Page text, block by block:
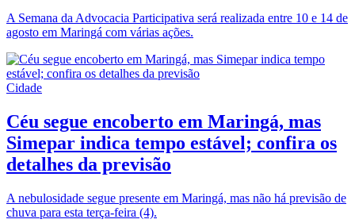
A Semana da Advocacia Participativa será realizada entre 10 e 14 de
agosto em Maringá com várias ações.
Cidade
Céu segue encoberto em Maringá, mas
Simepar indica tempo estável; confira os
detalhes da previsão
A nebulosidade segue presente em Maringá, mas não há previsão de
chuva para esta terça-feira (4).